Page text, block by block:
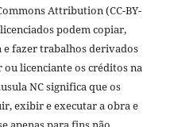
Attribution (CC-BY-
podem copiar,
fazer trabalhos derivados
ou licenciante os créditos na
NC significa que os
exibir e executar a obra e